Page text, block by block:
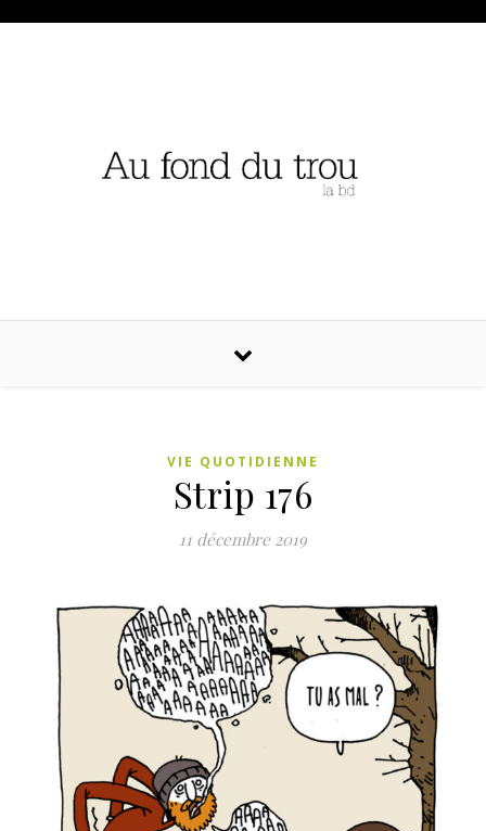
VIE QUOTIDIENNE
Strip 176
11 décembre 2019